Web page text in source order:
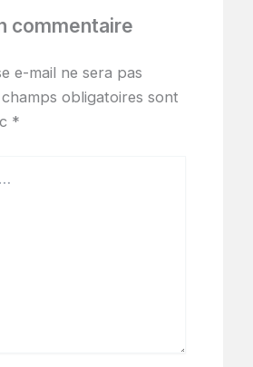
commentaire
e-mail ne sera pas
champs obligatoires sont
*